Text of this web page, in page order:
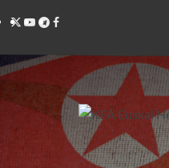
al
Twitter
YouTube
Telegram
Facebook